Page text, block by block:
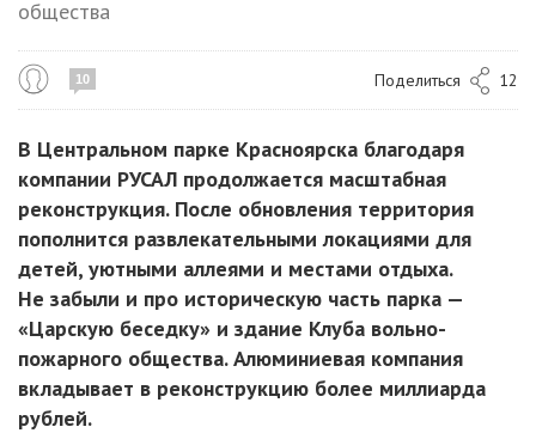
общества
10 Поделиться 12
В Центральном парке Красноярска благодаря
компании РУСАЛ продолжается масштабная
реконструкция. После обновления территория
пополнится развлекательными локациями для
детей, уютными аллеями и местами отдыха.
Не забыли и про историческую часть парка —
«Царскую беседку» и здание Клуба вольно-
пожарного общества. Алюминиевая компания
вкладывает в реконструкцию более миллиарда
рублей.